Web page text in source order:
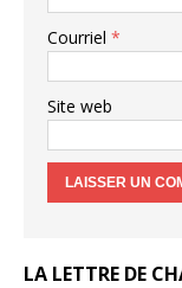
Courriel *
Site web
LA LETTRE DE